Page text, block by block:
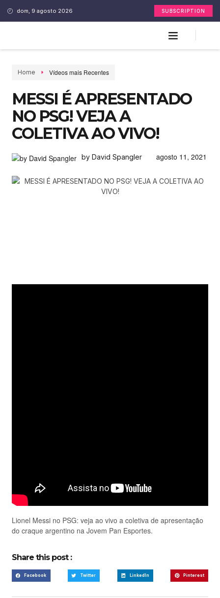
dom, 9 agosto 2026 SUBSCRIPTION
Home Vídeos mais Recentes
MESSI É APRESENTADO
NO PSG! VEJA A
COLETIVA AO VIVO!
by David Spangler agosto 11, 2021
Lionel Messi no PSG: veja ao vivo a coletiva de apresentação
do craque argentino na Jovem Pan Esportes.
Share this post :
Facebook Twitter LinkedIn Pinterest